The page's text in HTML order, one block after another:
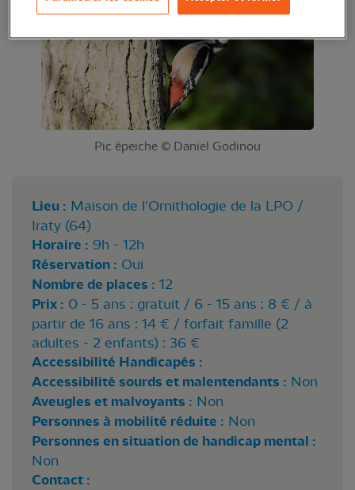
Pic épeiche © Daniel Godinou
Lieu : Maison de l'Ornithologie de la LPO /
Iraty (64)
Horaire : 9h - 12h
Réservation : Oui
Nombre de places : 12
Prix : 0 - 5 ans : gratuit / 6 - 15 ans : 8 € / à
partir de 16 ans : 14 € / forfait famille (2
adultes - 2 enfants) : 36 €
Accessibilité Handicapés :
Accessibilité sourds et malentendants : Non
Aveugles et malvoyants : Non
Personnes à mobilité réduite : Non
Personnes en situation de handicap mental :
Non
Contact :